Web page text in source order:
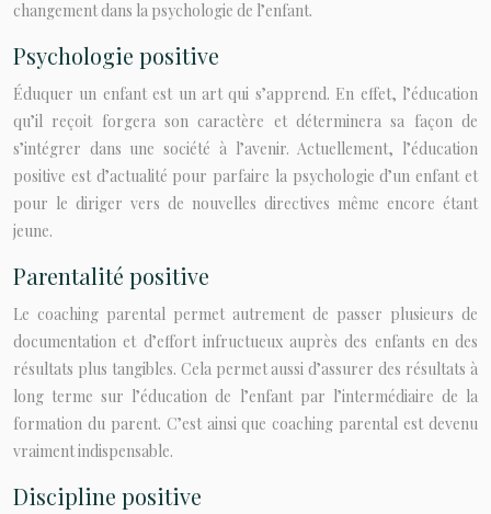
changement dans la psychologie de l’enfant.
Psychologie positive
Éduquer un enfant est un art qui s’apprend. En effet, l’éducation
qu’il reçoit forgera son caractère et déterminera sa façon de
s’intégrer dans une société à l’avenir. Actuellement, l’éducation
positive est d’actualité pour parfaire la psychologie d’un enfant et
pour le diriger vers de nouvelles directives même encore étant
jeune.
Parentalité positive
Le coaching parental permet autrement de passer plusieurs de
documentation et d’effort infructueux auprès des enfants en des
résultats plus tangibles. Cela permet aussi d’assurer des résultats à
long terme sur l’éducation de l’enfant par l’intermédiaire de la
formation du parent. C’est ainsi que coaching parental est devenu
vraiment indispensable.
Discipline positive